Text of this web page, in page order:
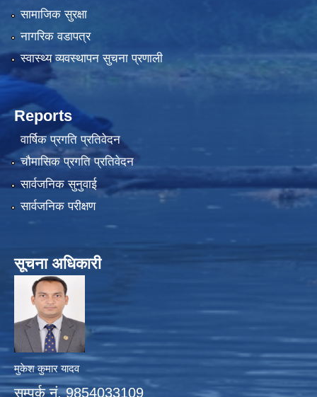
सामाजिक सुरक्षा
नागरिक वडापत्र
स्वास्थ्य व्यवस्थापन सुचना प्रणाली
Reports
वार्षिक प्रगति प्रतिवेदन
चौमासिक प्रगति प्रतिवेदन
सार्वजनिक सुनुवाई
सार्वजनिक परीक्षण
सूचना अधिकारी
मुकेश कुमार यादव
सम्पर्क नं. 9854033109